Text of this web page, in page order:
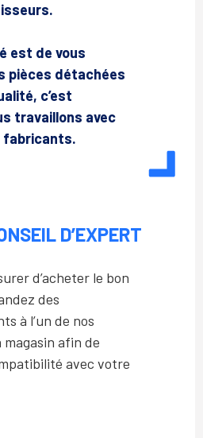
est de vous
pièces détachées
c’est
travaillons avec
fabricants.
D’EXPERT
d’acheter le bon
des
à l’un de nos
afin de
avec votre